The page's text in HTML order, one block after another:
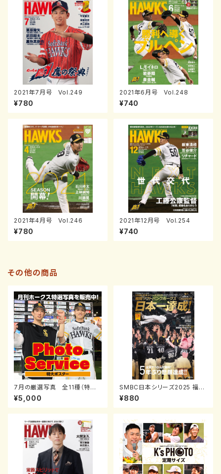
2021年7月号 Vol.249
¥780
2021年6月号 Vol.248
¥740
2021年4月号 Vol.246
¥780
2021年12月号 Vol.254
¥740
その他の商品
7月の厳選写真 全11種（特大
ポスターサイズ）
¥5,000
SMBC日本シリーズ2025 福岡
ソフトバンクホークス日本一達
成！
¥880